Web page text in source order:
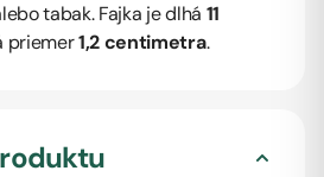
tabak. Fajka je dlhá 11
priemer1,2 centimetra.